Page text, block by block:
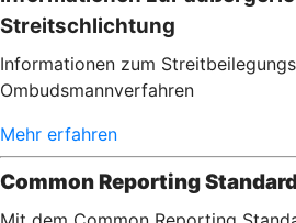
Streitschlichtung
Informationen zum
Ombudsmannverfahren
Mehr erfahren
Common Reporting